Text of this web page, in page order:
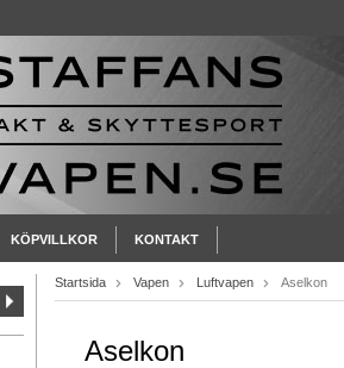
KÖPVILLKOR KONTAKT
Startsida Vapen Luftvapen Aselkon
Aselkon